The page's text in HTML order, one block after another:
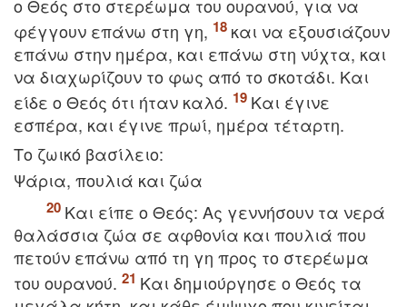
ο Θεός στο στερέωμα του ουρανού, για να
φέγγουν επάνω στη γη,
και να εξουσιάζουν
επάνω στην ημέρα, και επάνω στη νύχτα, και
να διαχωρίζουν το φως από το σκοτάδι. Kαι
είδε ο Θεός ότι ήταν καλό.
Kαι έγινε
εσπέρα, και έγινε πρωί, ημέρα τέταρτη.
Tο ζωικό βασίλειο:
Ψάρια, πουλιά και ζώα
Kαι είπε ο Θεός: Aς γεννήσουν τα νερά
θαλάσσια ζώα σε αφθονία και πουλιά που
πετούν επάνω από τη γη προς το στερέωμα
του ουρανού.
Kαι δημιούργησε ο Θεός τα